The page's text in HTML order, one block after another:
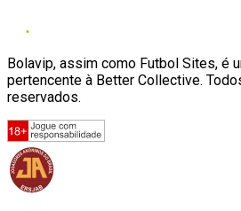
Bolavip, assim como Futbol Sites, é
pertencente à Better Collective.
reservados.